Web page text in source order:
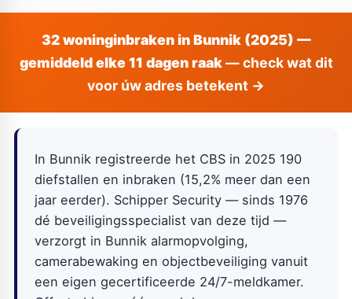
32 woninginbraken in Bunnik (2025) —
gemiddeld elke 11 dagen raak— check wat dit
voor úw adres betekent →
In Bunnik registreerde het CBS in 2025 190
diefstallen en inbraken (15,2% meer dan een
jaar eerder). Schipper Security — sinds 1976
dé beveiligingsspecialist van deze tijd —
verzorgt in Bunnik alarmopvolging,
camerabewaking en objectbeveiliging vanuit
een eigen gecertificeerde 24/7-meldkamer.